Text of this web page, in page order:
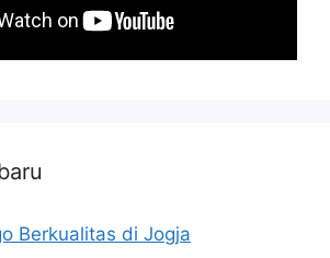
Berkualitas di Jogja